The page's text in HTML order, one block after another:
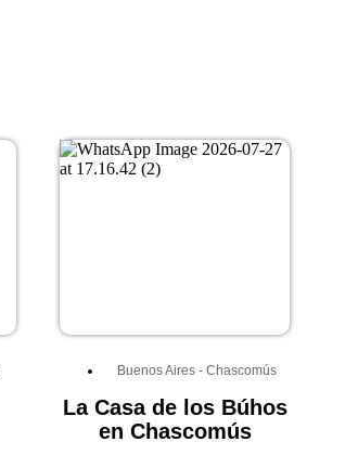
Buenos Aires- Chascomús
La Casa de los Búhos
en Chascomús